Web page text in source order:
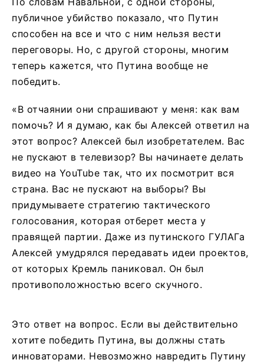
публичное убийство показало, что Путин
способен на все и что с ним нельзя вести
переговоры. Но, с другой стороны, многим
теперь кажется, что Путина вообще не
победить.
«В отчаянии они спрашивают у меня: как вам
помочь? И я думаю, как бы Алексей ответил на
этот вопрос? Алексей был изобретателем. Вас
не пускают в телевизор? Вы начинаете делать
видео на YouTube так, что их посмотрит вся
страна. Вас не пускают на выборы? Вы
придумываете стратегию тактического
голосования, которая отберет места у
правящей партии. Даже из путинского ГУЛАГа
Алексей умудрялся передавать идеи проектов,
от которых Кремль паниковал. Он был
противоположностью всего скучного.
Это ответ на вопрос. Если вы действительно
хотите победить Путина, вы должны стать
инноваторами. Невозможно навредить Путину